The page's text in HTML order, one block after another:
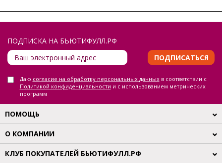
ПОДПИСКА НА БЬЮТИФУЛЛ.РФ
ПОДПИСАТЬСЯ
Даю согласие на обработку персональных данныхв соответствии с
Политикой конфиденциальности и с использованием метрических
программ
ПОМОЩЬ
О КОМПАНИИ
КЛУБ ПОКУПАТЕЛЕЙ БЬЮТИФУЛЛ.РФ